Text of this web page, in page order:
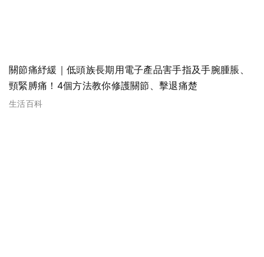
關節痛紓緩｜低頭族長期用電子產品害手指及手腕腫脹、
頸緊膊痛！4個方法教你修護關節、擊退痛楚
生活百科